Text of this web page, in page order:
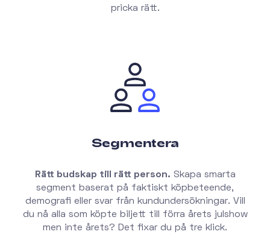
pricka rätt.
Segmentera
Rätt budskap till rätt person. Skapa smarta
segment baserat på faktiskt köpbeteende,
demografi eller svar från kundundersökningar. Vill
du nå alla som köpte biljett till förra årets julshow
men inte årets? Det fixar du på tre klick.